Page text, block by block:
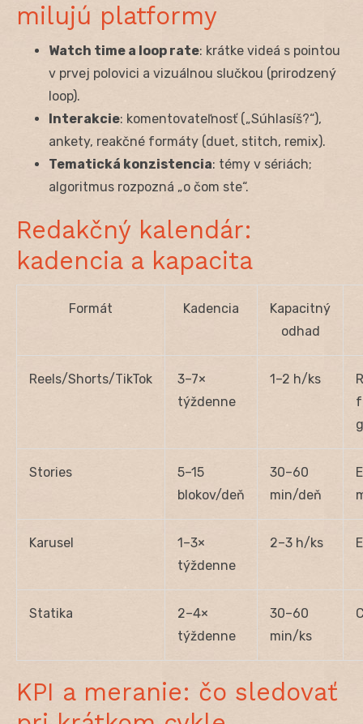
milujú platformy
Watch time a loop rate: krátke videá s pointou
v prvej polovici a vizuálnou slučkou (prirodzený
loop).
Interakcie: komentovateľnosť („Súhlasíš?“),
ankety, reakčné formáty (duet, stitch, remix).
Tematická konzistencia: témy v sériách;
algoritmus rozpozná „o čom ste“.
Redakčný kalendár:
kadencia a kapacita
Formát Kadencia
Kapacitný
odhad
Reels/Shorts/TikTok
3–7×
týždenne
1–2 h/ks
Stories
5–15
blokov/deň
30–60
min/deň
Karusel
1–3×
týždenne
2–3 h/ks
Statika
2–4×
týždenne
30–60
min/ks
KPI a meranie: čo sledovať